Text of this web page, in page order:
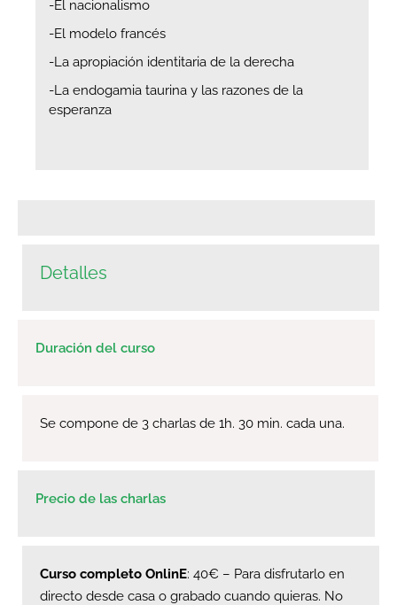
-El nacionalismo
-El modelo francés
-La apropiación identitaria de la derecha
-La endogamia taurina y las razones de la
esperanza
Detalles
Duración del curso
Se compone de 3 charlas de 1h. 30 min. cada una.
Precio de las charlas
Curso completo OnlinE: 40€ – Para disfrutarlo en
directo desde casa o grabado cuando quieras. No